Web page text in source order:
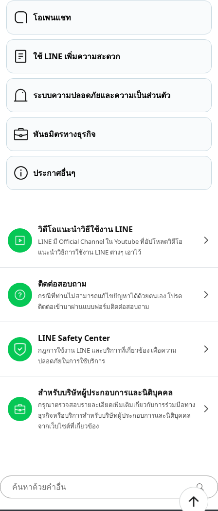
โอเพนแชท
ใช้ LINE เพิ่มความสะดวก
ระบบความปลอดภัยและความเป็นส่วนตัว
พันธมิตรทางธุรกิจ
ประกาศอื่นๆ
วิดีโอแนะนำวิธีใช้งาน LINE
LINE มี Official Channel ใน Youtube ที่อัปโหลดวิดีโอ
แนะนำวิธีการใช้งาน LINE ต่างๆ เอาไว้
ติดต่อสอบถาม
กรณีที่ท่านไม่สามารถแก้ไขปัญหาได้ด้วยตนเอง โปรด
ติดต่อเข้ามาผ่านแบบฟอร์มติดต่อสอบถาม
LINE Safety Center
กฎการใช้งาน LINE และบริการที่เกี่ยวข้อง เพื่อความ
ปลอดภัยในการใช้บริการ
สำหรับบริษัทผู้ประกอบการและนิติบุคคล
กรุณาตรวจสอบรายละเอียดเพิ่มเติมเกี่ยวกับการร่วมมือทาง
ธุรกิจหรือบริการสำหรับบริษัทผู้ประกอบการและนิติบุคคล
จากเว็บไซต์ที่เกี่ยวข้อง